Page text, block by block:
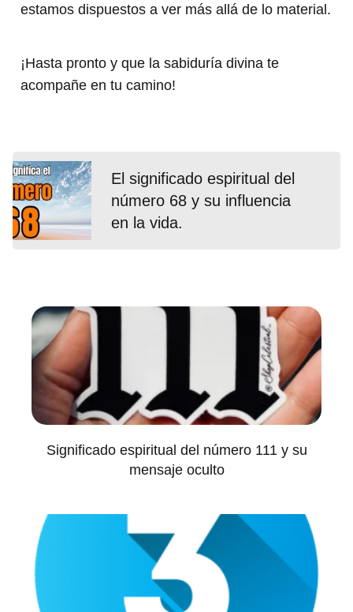
estamos dispuestos a ver más allá de lo material.
¡Hasta pronto y que la sabiduría divina te
acompañe en tu camino!
El significado espiritual del
número 68 y su influencia
en la vida.
Significado espiritual del número 111 y su
mensaje oculto